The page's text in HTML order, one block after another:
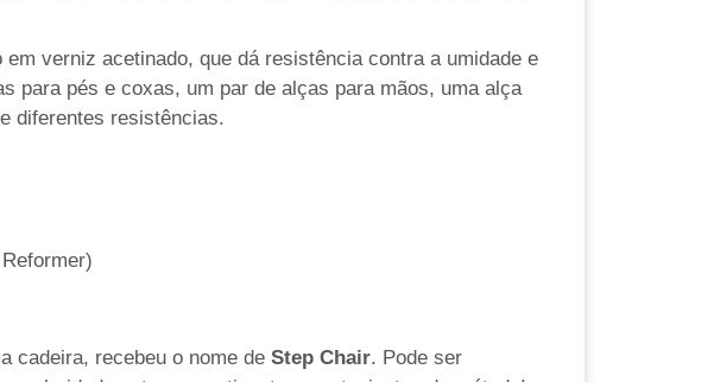
verniz acetinado, que dá resistência contra a umidade e
para pés e coxas, um par de alças para mãos, uma alça
diferentes resistências.
cadeira, recebeu o nome de Step Chair. Pode ser